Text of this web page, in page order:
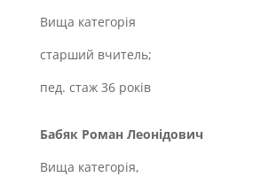
Вища категорія
старший вчитель;
пед. стаж 36 років
Бабяк Роман Леонідович
Вища категорія,